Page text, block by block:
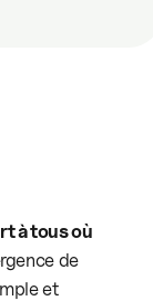
à tous où
de
et